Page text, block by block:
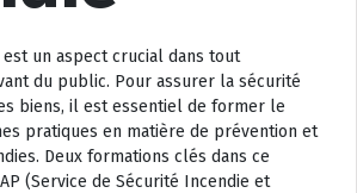
un aspect crucial dans tout
du public. Pour assurer la sécurité
biens, il est essentiel de former le
pratiques en matière de prévention et
Deux formations clés dans ce
(Service de Sécurité Incendie et